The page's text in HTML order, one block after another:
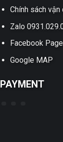
Chính sách vận
Zalo
Facebook Page
Google MAP
PAYMENT